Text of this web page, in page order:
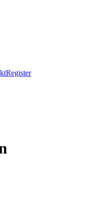
Register